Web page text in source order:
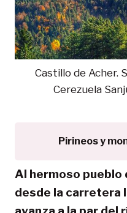
Castillo de Acher.
Cerezuela
Pirineos y
Al hermoso pueblo
desde la carretera